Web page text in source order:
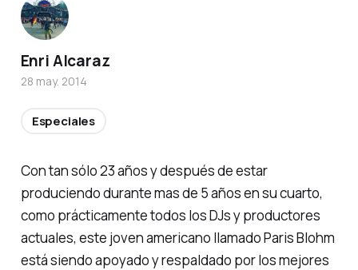
Con tan sólo 23 años y después de estar
produciendo durante mas de 5 años en su cuarto,
como prácticamente todos los DJs y productores
actuales, este joven americano llamado Paris Blohm
está siendo apoyado y respaldado por los mejores
Enri Alcaraz
28 may. 2014
Especiales